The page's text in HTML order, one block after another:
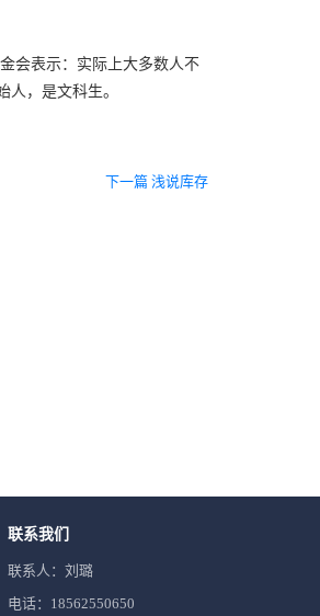
会表示：实际上大多数人不
人，是文科生。
下一篇 浅说库存
联系我们
联系人：刘璐
电话：18562550650